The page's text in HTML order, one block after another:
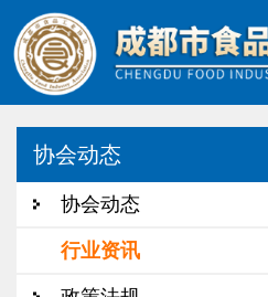
协会动态
协会动态
行业资讯